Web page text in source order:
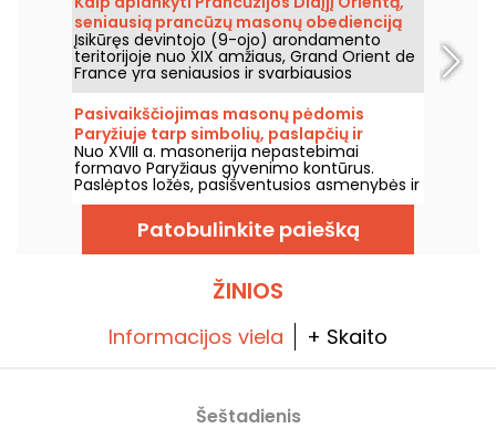
ką svarbu žinoti.
seniausią prancūzų masonų obedienciją
Paryžiuje?
Įsikūręs devintojo (9-ojo) arondamento
teritorijoje nuo XIX amžiaus, Grand Orient de
France yra seniausios ir svarbiausios
prancūzų masonų obediencijos būstinė. Už
šio prabangaus rūmų fasado slepiasi
masonų šventyklos, biblioteka, archyvai ir
muziejus, turintis „Musée de France“ statusą.
Pasisako apie šio mažiau žinomo reikšmės
vietos istoriją ir galimybes ją aplankyti.
Pasivaikščiojimas masonų pėdomis
Paryžiuje tarp simbolių, paslapčių ir
paveldo
Nuo XVIII a. masonerija nepastebimai
formavo Paryžiaus gyvenimo kontūrus.
Paslėptos ložės, pasišventusios asmenybės ir
ant fasadų išraižyti simboliai - Paryžius yra
masonų sostinė. Sekite masonų pėdomis,
skaitykite tarp akmenų ir atraskite šį
įšventinamąjį Paryžių.
Patobulinkite paiešką
ŽINIOS
Informacijos viela + Skaito
Šeštadienis